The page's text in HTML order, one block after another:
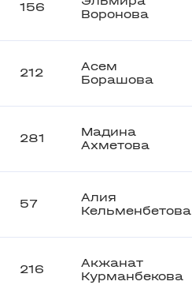
156
Воронова
212
Асем
Борашова
281
Мадина
Ахметова
57
Алия
Кельменбетова
216
Акжанат
Курманбекова